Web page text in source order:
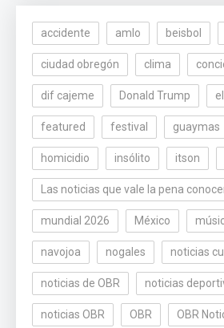
accidente amlo beisbol
ciudad obregón clima
dif cajeme Donald Trump
featured festival guaymas
homicidio insólito itson
Las noticias que vale la pena
mundial 2026 México
navojoa nogales noticias
noticias de OBR noticias
noticias OBR OBR OBR